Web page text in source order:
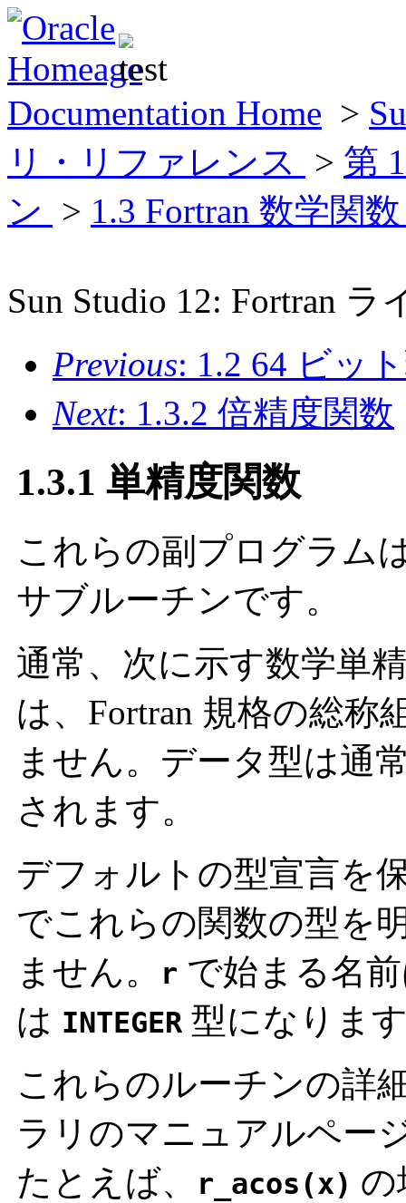
Documentation Home >
リ・リファレンス
> 第
ン
> 1.3 Fortran 数学関
Sun Studio 12: Fortran
Previous: 1.2 64 ビッ
Next: 1.3.2 倍精度関数
1.3.1 単精度関数
これらの副プログラム
サブルーチンです。
通常、次に示す数学単
は、Fortran 規格の総称
ません。データ型は通
されます。
デフォルトの型宣言を
でこれらの関数の型を
ません。
r で始まる名
は INTEGER 型になりま
これらのルーチンの詳
ラリのマニュアルペー
たとえば、
r_acos(x) の